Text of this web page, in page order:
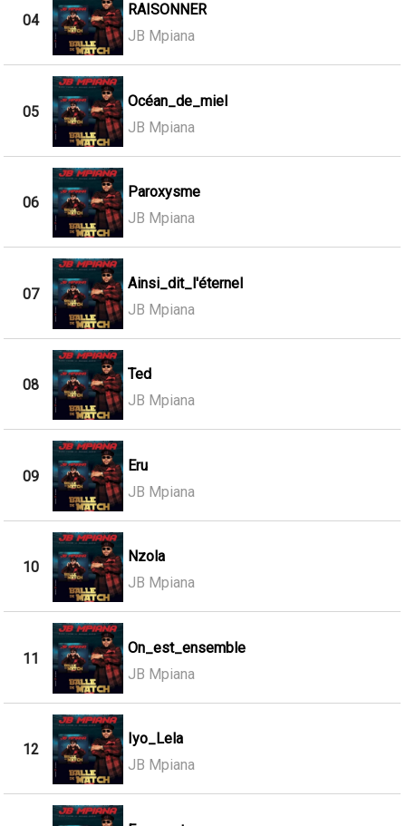
04
RAISONNER
JB Mpiana
05
Océan_de_miel
JB Mpiana
06
Paroxysme
JB Mpiana
07
Ainsi_dit_l'éternel
JB Mpiana
08
Ted
JB Mpiana
09
Eru
JB Mpiana
10
Nzola
JB Mpiana
11
On_est_ensemble
JB Mpiana
12
Iyo_Lela
JB Mpiana